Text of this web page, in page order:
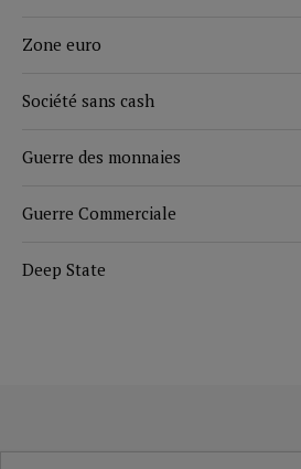
Zone euro
Société sans cash
Guerre des monnaies
Guerre Commerciale
Deep State